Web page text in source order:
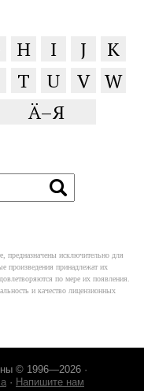
H I J
K
T U V W
Ä–Я
предназначены исключительно для
произведения принадлежат их
по мере их появления.
и качество лицензионных
© 1996—2026 ·
· Напишите нам